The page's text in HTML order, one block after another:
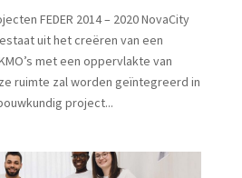
FEDER 2014 – 2020 NovaCity
uit het creëren van een
met een oppervlakte van
ruimte zal worden geïntegreerd in
project...